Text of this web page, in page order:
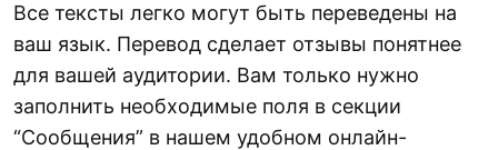
Все тексты легко могут быть переведены на
ваш язык. Перевод сделает отзывы понятнее
для вашей аудитории. Вам только нужно
заполнить необходимые поля в секции
“Сообщения” в нашем удобном онлайн-